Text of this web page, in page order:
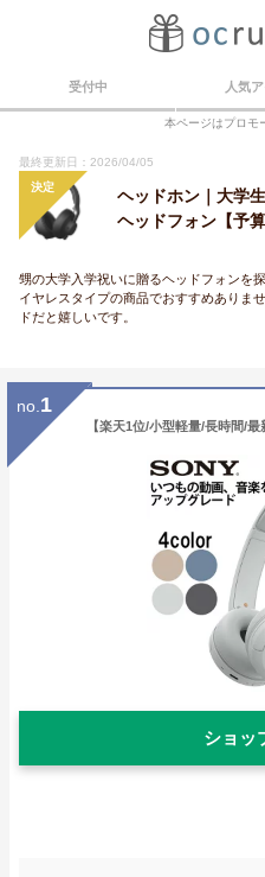
受付中 人気
本ページはプロモ
最終更新日：2026/04/05
決定
ヘッドホン｜大学
ヘッドフォン【予
甥の大学入学祝いに贈るヘッドフォンを
イヤレスタイプの商品でおすすめありま
ドだと嬉しいです。
no. 1
ショッ